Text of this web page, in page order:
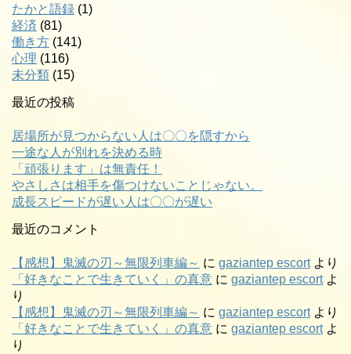
たかと語録 (1)
経済 (81)
働き方 (141)
心理 (116)
未分類 (15)
最近の投稿
居場所が見つからない人は〇〇を隠すから
一途な人が別れを決める時
「頑張ります」は無責任！
やさしさは相手を傷つけないことじゃない。
成長スピードが遅い人は〇〇が遅い
最近のコメント
【感想】鬼滅の刃～無限列車編～ に gaziantep escortより
「好きなことで生きていく」の真意 に gaziantep escortよ
り
【感想】鬼滅の刃～無限列車編～ に gaziantep escortより
「好きなことで生きていく」の真意 に gaziantep escortよ
り